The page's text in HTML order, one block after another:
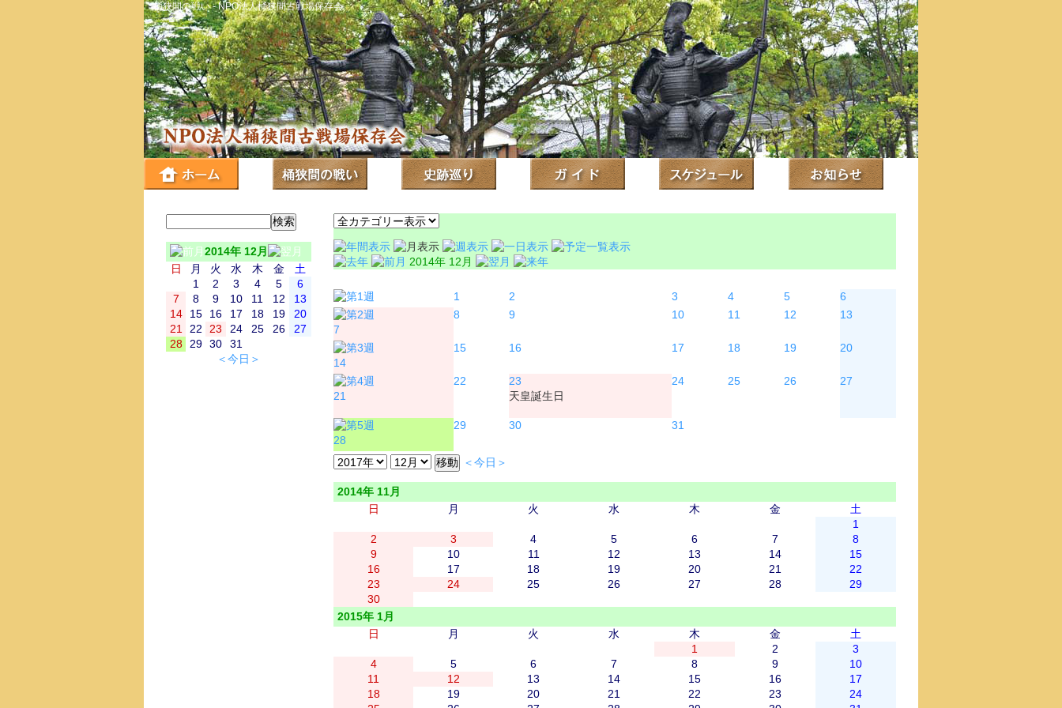
桶狭間の戦い - NPO法人桶狭間古戦場保存会
2014年 12月
日
月 火 水 木 金
土
1
2 3 4 5
6
7
8 9 10 11 12
13
14
15 16 17 18 19
20
21
22 23 24 25 26
27
28
29 30
31
＜今日＞
2014年 12月
1
2 3 4 5 6
7
8 9 10 11 12 13
14
15 16 17 18 19 20
21
22
23
天皇誕生日
24 25 26 27
28
29 30 31
＜今日＞
2014年 11月
日
月 火 水 木 金
土
1
2
3 4 5 6 7
8
9
10 11 12 13 14
15
16
17 18 19 20 21
22
23
24 25 26 27 28
29
30
2015年 1月
日
月 火 水 木 金
土
1
2
3
4
5 6 7 8 9
10
11
12 13 14 15 16
17
18
19 20 21 22 23
24